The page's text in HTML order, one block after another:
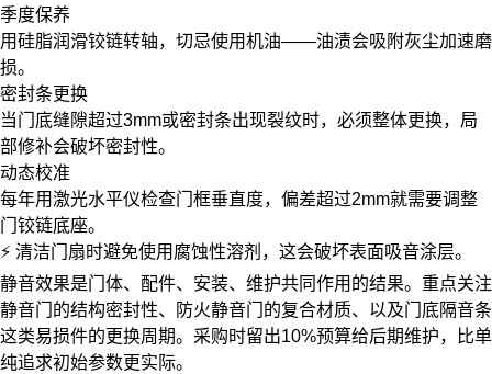
季度保养
用硅脂润滑铰链转轴，切忌使用机油——油渍会吸附灰尘加速磨
损。
密封条更换
当门底缝隙超过3mm或密封条出现裂纹时，必须整体更换，局
部修补会破坏密封性。
动态校准
每年用激光水平仪检查门框垂直度，偏差超过2mm就需要调整
门铰链底座。
⚡ 清洁门扇时避免使用腐蚀性溶剂，这会破坏表面吸音涂层。
静音效果是门体、配件、安装、维护共同作用的结果。重点关注
静音门 的结构密封性、 防火静音门 的复合材质、以及门底隔音条
这类易损件的更换周期。采购时留出10%预算给后期维护，比单
纯追求初始参数更实际。